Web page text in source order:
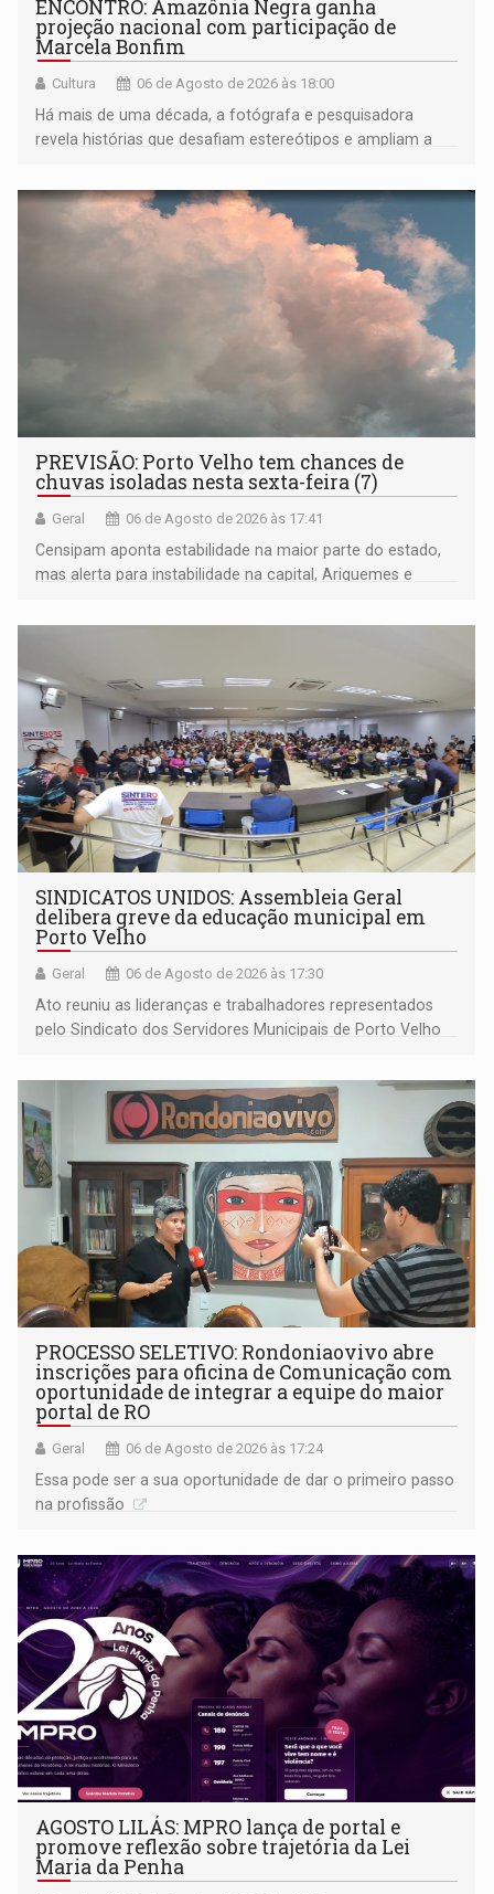
ENCONTRO: Amazônia Negra ganha
projeção nacional com participação de
Marcela Bonfim
Cultura 06 de Agosto de 2026 às 18:00
Há mais de uma década, a fotógrafa e pesquisadora
revela histórias que desafiam estereótipos e ampliam a
negras
PREVISÃO: Porto Velho tem chances de
chuvas isoladas nesta sexta-feira (7)
Geral 06 de Agosto de 2026 às 17:41
Censipam aponta estabilidade na maior parte do estado,
mas alerta para instabilidade na capital, Ariquemes e
SINDICATOS UNIDOS: Assembleia Geral
delibera greve da educação municipal em
Porto Velho
Geral 06 de Agosto de 2026 às 17:30
Ato reuniu as lideranças e trabalhadores representados
pelo Sindicato dos Servidores Municipais de Porto Velho
PROCESSO SELETIVO: Rondoniaovivo abre
inscrições para oficina de Comunicação com
oportunidade de integrar a equipe do maior
portal de RO
Geral 06 de Agosto de 2026 às 17:24
Essa pode ser a sua oportunidade de dar o primeiro passo
na profissão
AGOSTO LILÁS: MPRO lança de portal e
promove reflexão sobre trajetória da Lei
Maria da Penha